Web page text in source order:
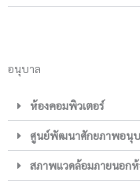
อนุบาล
ห้องคอมพิวเตอร์
ศูนย์พัฒนาศักยภาพอนุ
สภาพแวดล้อมภายนอกห้